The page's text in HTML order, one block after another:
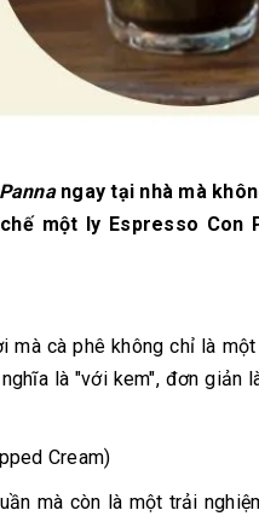
ngay tại nhà mà
một ly Espresso Con
mà cà phê không chỉ là
là "với kem", đơn giản
mà còn là một trải